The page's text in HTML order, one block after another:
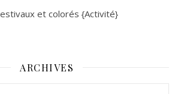
et colorés {Activité}
ARCHIVES